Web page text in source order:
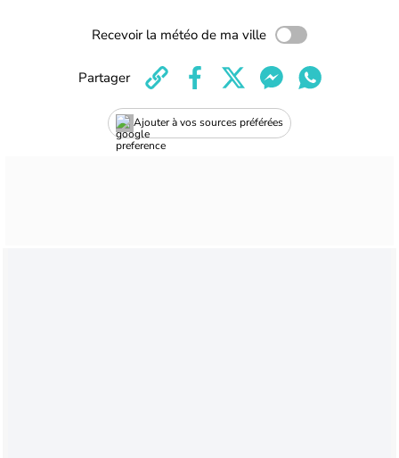
Recevoir la météo de ma ville
Ajouter à vos sources préférées
Partager